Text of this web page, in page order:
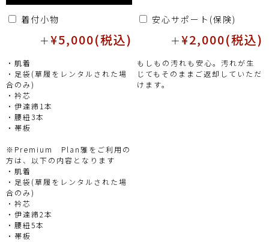
着付小物
＋¥5,000(税込)
・肌着
・足袋(草履をレンタルされた場
合のみ)
・衿芯
・伊達締1本
・腰紐3本
・帯板
※Premium Plan雅をご利用の
方は、以下の内容となります
・肌着
・足袋(草履をレンタルされた場
合のみ)
・衿芯
・伊達締2本
・腰紐5本
・帯板
安心サポート(保険)
＋¥2,000(税込)
もしもの汚れも安心。汚れが生
じてもそのままご返却していただ
けます。